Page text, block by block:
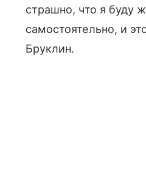
страшно, что я буду
самостоятельно, и
Бруклин.